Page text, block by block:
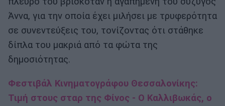
Άννα, για την οποία έχει μιλήσει με τρυφερότητα
σε συνεντεύξεις του, τονίζοντας ότι στάθηκε
δίπλα του μακριά από τα φώτα της
δημοσιότητας.
Φεστιβάλ Κινηματογράφου Θεσσαλονίκης:
Τιμή στους σταρ της Φίνος - Ο Καλλιβωκάς, ο